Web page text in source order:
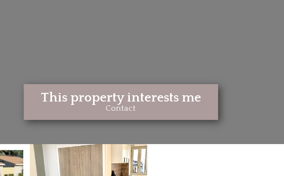
This property interests me
Contact